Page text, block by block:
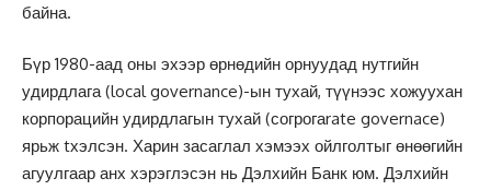
байна.
Бүр 1980-аад оны эхээр өрнөдийн орнуудад нутгийн
удирдлага (local governance)-ын тухай, түүнээс хожуухан
корпорацийн удирдлагын тухай (согрогаrate governace)
ярьж tхэлсэн. Харин засаглал хэмээх ойлголтыг өнөөгийн
агуулгаар анх хэрэглэсэн нь Дэлхийн Банк юм. Дэлхийн